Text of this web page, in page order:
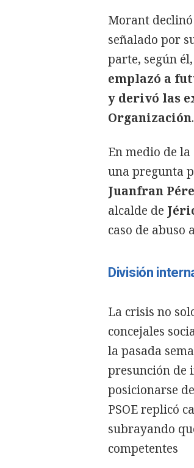
Morant
señalado por
parte, según
emplazó a
y derivó las
Organización.
En medio de
una pregunta
Juanfran
alcalde de
caso de abuso
División
La crisis no
concejales
la pasada
presunción de
posicionarse
PSOE replicó
subrayando
competentes